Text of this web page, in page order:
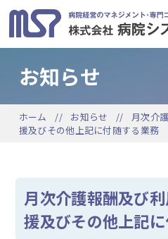
お知らせ
ホーム お知らせ
月次介
援及びその他上記に付随する業務
月次介護報酬及び
援及びその他上記